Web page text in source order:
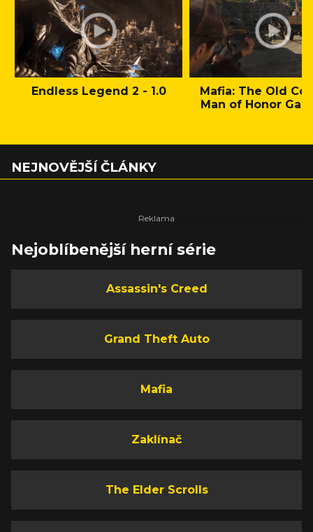
Endless Legend 2 - 1.0
Mafia: The Old
Man of Honor
NEJNOVĚJŠÍ ČLÁNKY
Nejoblíbenější herní série
Assassin's Creed
Grand Theft Auto
Mafia
Zaklínač
The Elder Scrolls